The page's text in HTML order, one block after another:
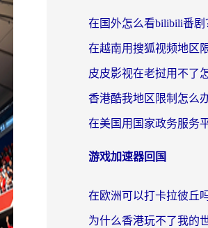
游戏加速器回国